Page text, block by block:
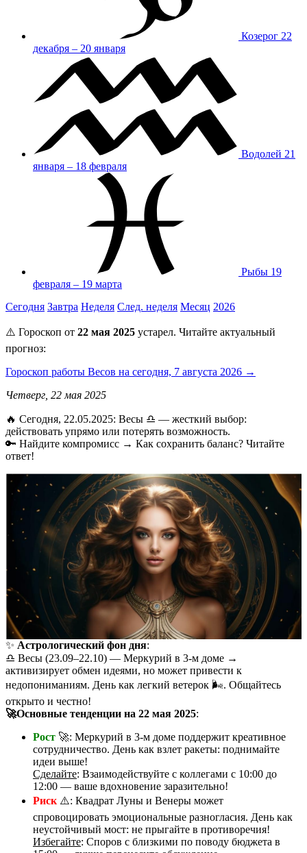
Козерог 22
декабря – 20 января
Водолей 21
января – 18 февраля
Рыбы 19
февраля – 19 марта
Сегодня Завтра Неделя След. неделя Месяц 2026
⚠️ Гороскоп от 22 мая 2025 устарел. Читайте актуальный
прогноз:
Гороскоп работы Весов на сегодня, 7 августа 2026 →
Четверг, 22 мая 2025
🔥 Сегодня, 22.05.2025: Весы ♎ — жесткий выбор:
действовать упрямо или потерять возможность.
🔑 Найдите компромисс → Как сохранить баланс? Читайте
ответ!
✨ Астрологический фон дня:
♎️ Весы (23.09–22.10) — Меркурий в 3-м доме →
активизирует обмен идеями, но может привести к
недопониманиям. День как легкий ветерок 🌬️. Общайтесь
открыто и честно!
🚀Основные тенденции на 22 мая 2025:
Рост 🚀: Меркурий в 3-м доме поддержит креативное
сотрудничество. День как взлет ракеты: поднимайте
идеи выше!
Сделайте: Взаимодействуйте с коллегами с 10:00 до
12:00 — ваше вдохновение заразительно!
Риск ⚠️: Квадрат Луны и Венеры может
спровоцировать эмоциональные разногласия. День как
неустойчивый мост: не прыгайте в противоречия!
Избегайте: Споров с близкими по поводу бюджета в